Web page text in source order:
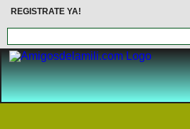
REGISTRATE YA!